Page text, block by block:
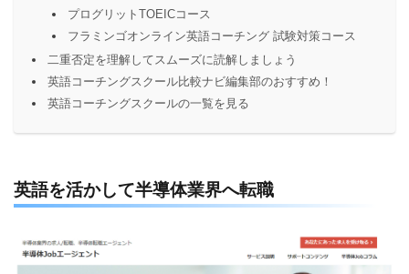
プログリットTOEICコース
フラミンゴオンライン英語コーチング 試験対策コース
二重否定を理解してスムーズに読解しましょう
英語コーチングスクール比較ナビ編集部のおすすめ！
英語コーチングスクールの一覧を見る
英語を活かして半導体業界へ転職